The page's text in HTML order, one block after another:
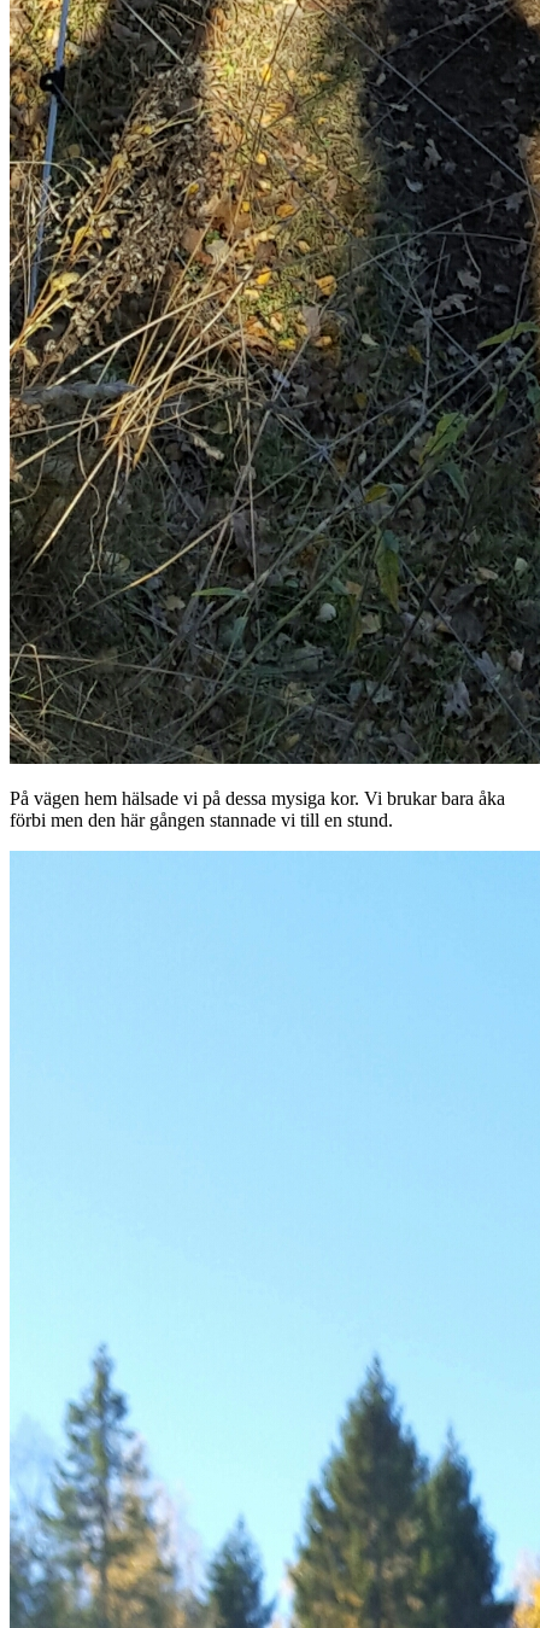
På vägen hem hälsade vi på dessa mysiga kor. Vi brukar bara åka
förbi men den här gången stannade vi till en stund.